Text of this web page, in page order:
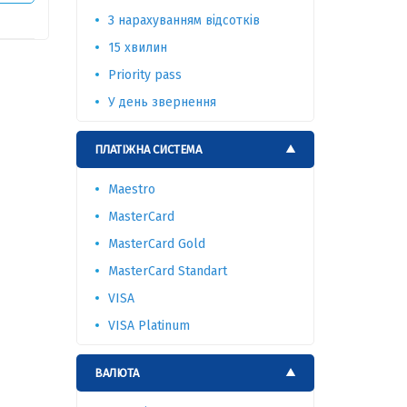
З нарахуванням відсотків
15 хвилин
Priority pass
У день звернення
ПЛАТІЖНА СИСТЕМА
Maestro
MasterCard
MasterCard Gold
MasterCard Standart
VISA
VISA Platinum
ВАЛЮТА